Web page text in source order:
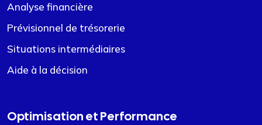
Analyse financière
Prévisionnel de trésorerie
Situations intermédiaires
Aide à la décision
Optimisation et Performance